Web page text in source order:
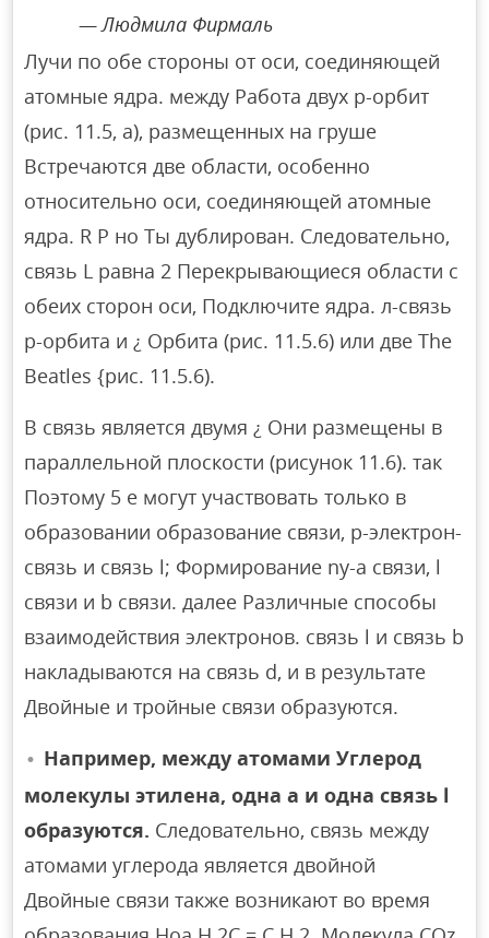
Людмила Фирмаль
Лучи по обе стороны от оси, соединяющей
атомные ядра. между Работа двух p-орбит
(рис. 11.5, а), размещенных на груше
Встречаются две области, особенно
относительно оси, соединяющей атомные
ядра. R P но Ты дублирован. Следовательно,
связь L равна 2 Перекрывающиеся области с
обеих сторон оси, Подключите ядра. л-связь
р-орбита и ¿ Орбита (рис. 11.5.6) или две The
Beatles {рис. 11.5.6).
B связь является двумя ¿ Они размещены в
параллельной плоскости (рисунок 11.6). так
Поэтому 5 е могут участвовать только в
образовании образование связи, р-электрон-
связь и связь l; Формирование ny-a связи, l
связи и b связи. далее Различные способы
взаимодействия электронов. связь l и связь b
накладываются на связь d, и в результате
Двойные и тройные связи образуются.
Например, между атомами Углерод
молекулы этилена, одна а и одна связь l
образуются. Следовательно, связь между
атомами углерода является двойной
Двойные связи также возникают во время